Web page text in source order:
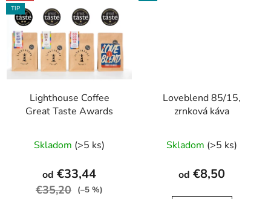
TIP
Lighthouse Coffee
Great Taste Awards
hodnotenie
produktu
je
Skladom (>5 ks)
od €33,44
€35,20 (–5 %)
Loveblend 85/15,
zrnková káva
Skladom (>5 ks)
od €8,50